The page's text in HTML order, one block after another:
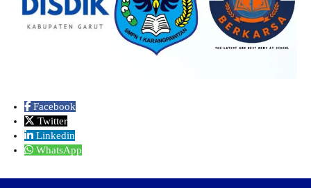
Facebook
Twitter
Linkedin
WhatsApp